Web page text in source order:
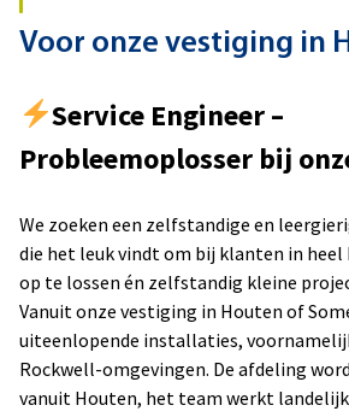
Voor onze vestiging in
Service Engineer –
Probleemoplosser bij
We zoeken een zelfstandige en
die het leuk vindt om bij klanten in
op te lossen én zelfstandig kleine
Vanuit onze vestiging in Houten of
uiteenlopende installaties,
Rockwell-omgevingen. De afdeling
vanuit Houten, het team werkt